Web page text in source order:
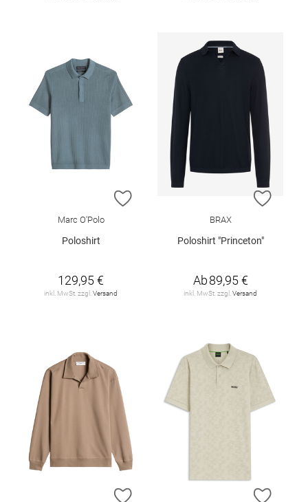
ZUR WUNSCHLISTE HINZUFÜGEN
Marc O'Polo
Poloshirt
129,95 €
inkl. MwSt. zzgl. Versand
ZUR
BRAX
Poloshirt "Princeton"
Ab89,95 €
inkl. MwSt. zzgl. Versand
ZUR WUNSCHLISTE HINZUFÜGEN
ZUR